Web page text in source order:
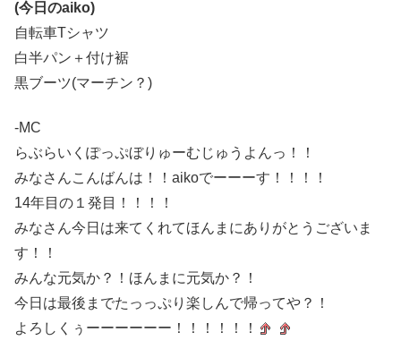
(今日のaiko)
自転車Tシャツ
白半パン＋付け裾
黒ブーツ(マーチン？)
-MC
らぶらいくぽっぷぼりゅーむじゅうよんっ！！
みなさんこんばんは！！aikoでーーーす！！！！
14年目の１発目！！！！
みなさん今日は来てくれてほんまにありがとうございま
す！！
みんな元気か？！ほんまに元気か？！
今日は最後までたっっぷり楽しんで帰ってや？！
よろしくぅーーーーーー！！！！！！